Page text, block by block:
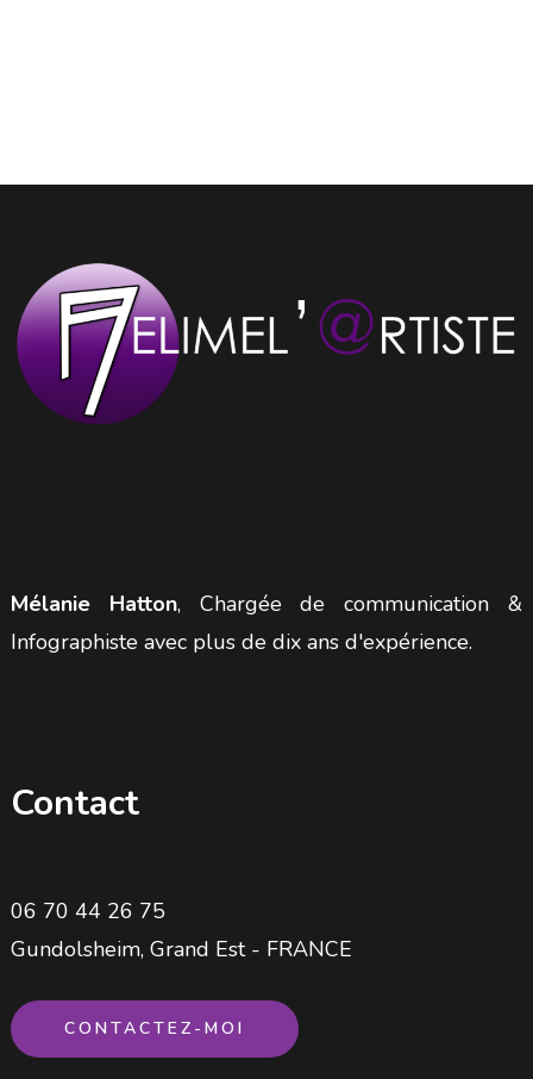
Mélanie Hatton, Chargée de communication &
Infographiste avec plus de dix ans d'expérience.
Contact
06 70 44 26 75
Gundolsheim, Grand Est - FRANCE